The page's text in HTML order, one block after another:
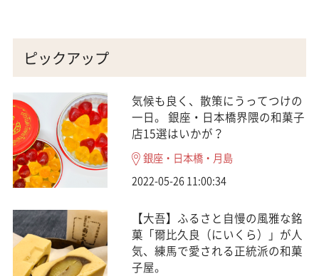
ピックアップ
気候も良く、散策にうってつけの
一日。 銀座・日本橋界隈の和菓子
店15選はいかが？
銀座・日本橋・月島
2022-05-26 11:00:34
【大吾】ふるさと自慢の風雅な銘
菓「爾比久良（にいくら）」が人
気、練馬で愛される正統派の和菓
子屋。